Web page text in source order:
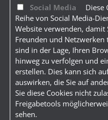
Social Media
Diese
Reihe von Social Media-
Website verwenden, damit
Freunden und Netzwerken
sind in der Lage, Ihren
hinweg zu verfolgen und
erstellen. Dies kann sich
auswirken, die Sie auf
Sie diese Cookies nicht
Freigabetools
sehen.